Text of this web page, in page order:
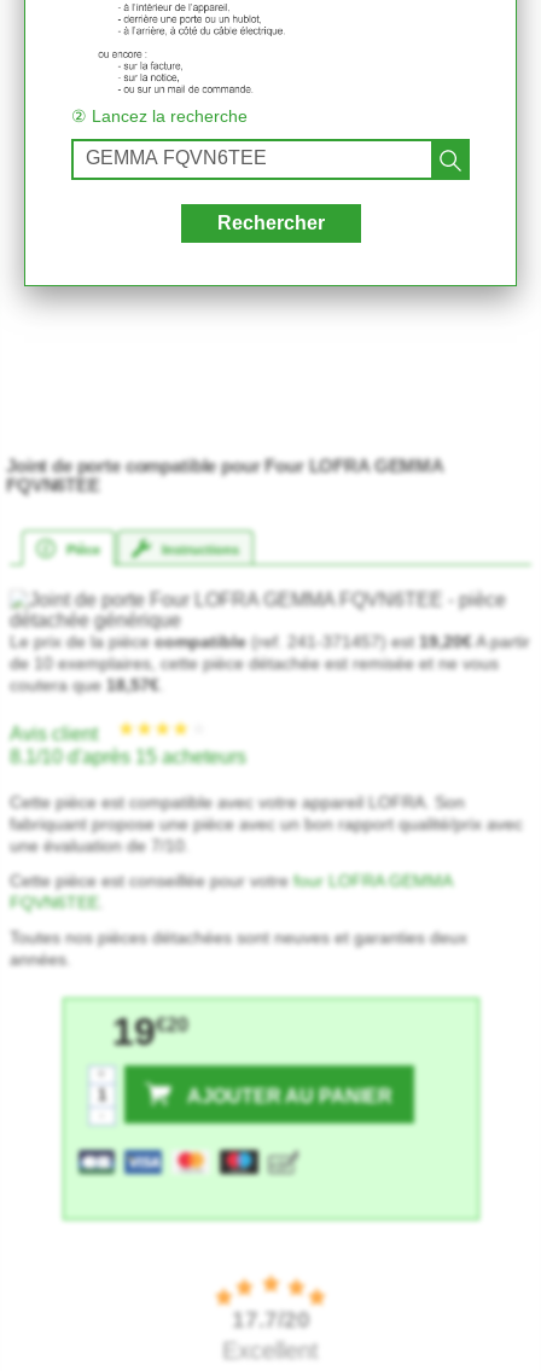
Joint de porte compatible pour Four LOFRA GEMMA
FQVN6TEE
Pièce Instructions
Le prix de la piècecompatible(ref. 241-371457) est 19,20€ A partir
de 10 exemplaires, cette pièce détachée est remisée et ne vous
coutera que 18,57€
Avis client
8.1/10 d'après 15 acheteurs
Cette pièce est compatible avec votre appareil LOFRA. Son
fabriquant propose une pièce avec un bon rapport qualité/prix avec
une évaluation de 7/10.
Cette pièce est conseillée pour votrefour LOFRA GEMMA
FQVN6TEE
Toutes nos pièces détachées sont neuves et garanties deux
années.
19€20
AJOUTER AU PANIER
② Lancez la recherche
Rechercher